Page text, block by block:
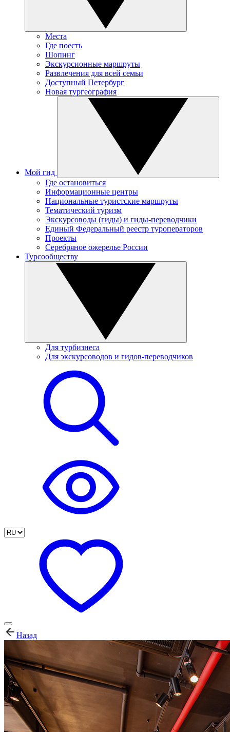
Места
Где поесть
Шопинг
Экскурсионные маршруты
Развлечения для всей семьи
Доступный Петербург
Новая тургеография
Мой гид
Где остановиться
Информационные центры
Национальные туристские маршруты
Тематический туризм
Экскурсоводы (гиды) и гиды-переводчики
Единый Федеральный реестр туроператоров
Проекты
Серебряное ожерелье России
Турсообществу
Для турбизнеса
Для экскурсоводов и гидов-переводчиков
Назад